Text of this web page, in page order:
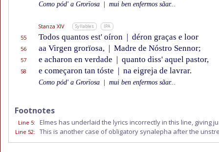
Como pód' a Grorïosa mui ben enfermos sãar...
Stanza XIV Syllables IPA
55 Todos quantos est' oíron | déron graças e loor
56 aa Virgen grorïosa, | Madre de Nóstro Sennor;
57 e acharon en verdade | quanto diss' aquel pastor,
58 e começaron tan tóste | na eigreja de lavrar.
Como pód' a Grorïosa mui ben enfermos sãar...
Footnotes
Line 5: Elmes has underlaid the lyrics incorrectly in this line, giving
Line 52: This is another case of obligatory synalepha after the